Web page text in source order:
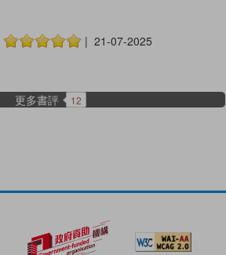
| 21-07-2025
更多書評 12